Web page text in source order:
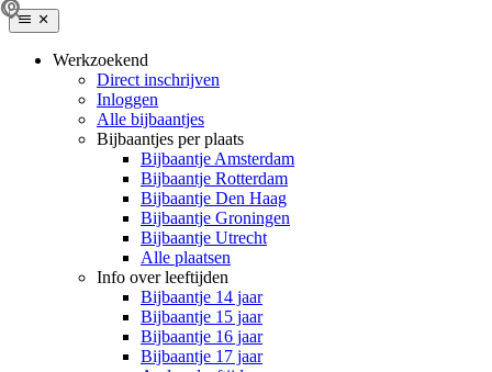
Werkzoekend
Direct inschrijven
Inloggen
Alle bijbaantjes
Bijbaantjes per plaats
Bijbaantje Amsterdam
Bijbaantje Rotterdam
Bijbaantje Den Haag
Bijbaantje Groningen
Bijbaantje Utrecht
Alle plaatsen
Info over leeftijden
Bijbaantje 14 jaar
Bijbaantje 15 jaar
Bijbaantje 16 jaar
Bijbaantje 17 jaar